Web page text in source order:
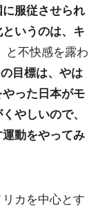
服従させられ
いうのは、キ
と不快感を露わ
の目標は、やは
った日本がモ
やしいので、
動をやってみ
カを中心とす